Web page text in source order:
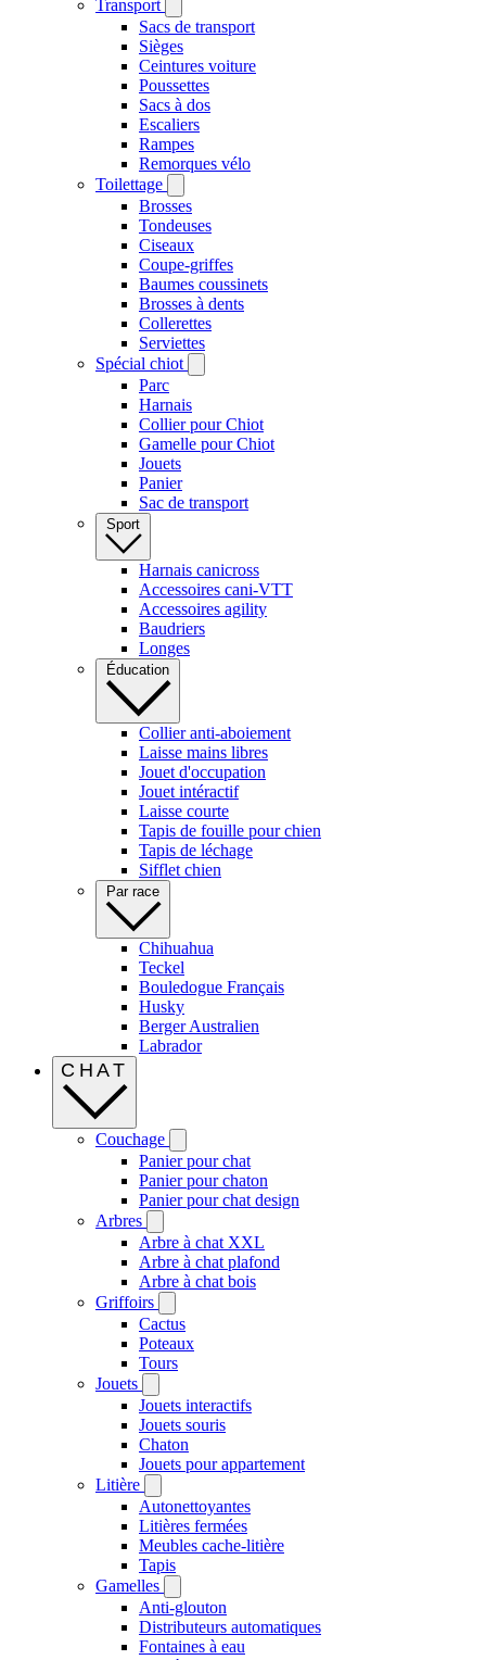
Transport
Sacs de transport
Sièges
Ceintures voiture
Poussettes
Sacs à dos
Escaliers
Rampes
Remorques vélo
Toilettage
Brosses
Tondeuses
Ciseaux
Coupe-griffes
Baumes coussinets
Brosses à dents
Collerettes
Serviettes
Spécial chiot
Parc
Harnais
Collier pour Chiot
Gamelle pour Chiot
Jouets
Panier
Sac de transport
Sport
Harnais canicross
Accessoires cani-VTT
Accessoires agility
Baudriers
Longes
Éducation
Collier anti-aboiement
Laisse mains libres
Jouet d'occupation
Jouet intéractif
Laisse courte
Tapis de fouille pour chien
Tapis de léchage
Sifflet chien
Par race
Chihuahua
Teckel
Bouledogue Français
Husky
Berger Australien
Labrador
CHAT
Couchage
Panier pour chat
Panier pour chaton
Panier pour chat design
Arbres
Arbre à chat XXL
Arbre à chat plafond
Arbre à chat bois
Griffoirs
Cactus
Poteaux
Tours
Jouets
Jouets interactifs
Jouets souris
Chaton
Jouets pour appartement
Litière
Autonettoyantes
Litières fermées
Meubles cache-litière
Tapis
Gamelles
Anti-glouton
Distributeurs automatiques
Fontaines à eau